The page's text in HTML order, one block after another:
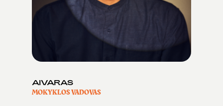
AIVARAS
MOKYKLOS VADOVAS